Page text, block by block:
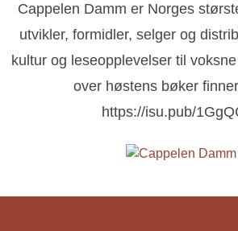
Cappelen Damm er Norges
utvikler, formidler, selger og
kultur og leseopplevelser til
over høstens bøker
https://isu.pub/